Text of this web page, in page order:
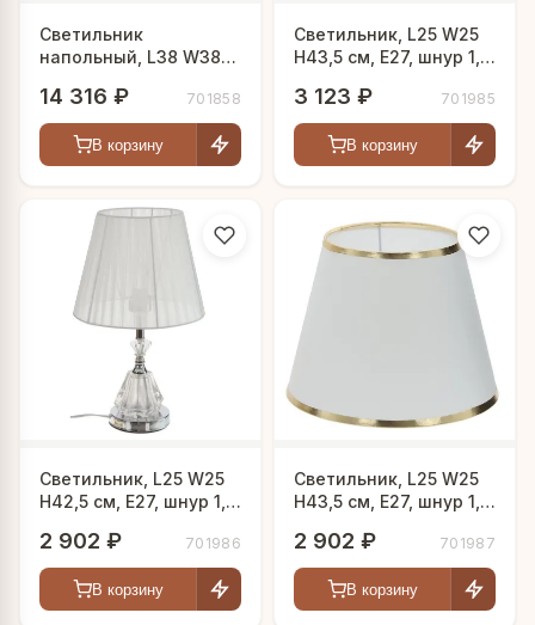
Светильник
напольный, L38 W38
м
14 316 ₽ 701858
В корзину
Светильник, L25 W25
H43,5 см, Е27, шнур 1,1
3 123 ₽ 701985
В корзину
Светильник, L25 W25
H42,5 см, Е27, шнур 1,1
2 902 ₽ 701986
В корзину
Светильник, L25 W25
H43,5 см, Е27, шнур 1,1
2 902 ₽ 701987
В корзину